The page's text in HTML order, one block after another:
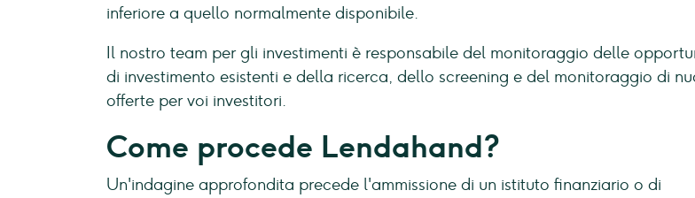
inferiore a quello normalmente disponibile.
Il nostro team per gli investimenti è responsabile del monitoraggio delle
di investimento esistenti e della ricerca, dello screening e del monitoraggio di
offerte per voi investitori.
Come procede Lendahand?
Un'indagine approfondita precede l'ammissione di un istituto finanziario o di